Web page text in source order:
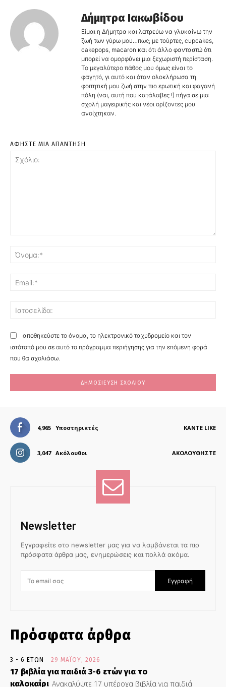
Δήμητρα Ιακωβίδου
Είμαι η Δήμητρα και λατρεύω να γλυκαίνω την
ζωή των γύρω μου…πως; με τούρτες, cupcakes,
cakepops, macaron και ότι άλλο φανταστώ ότι
μπορεί να ομορφύνει μια ξεχωριστή περίσταση.
Το μεγαλύτερο πάθος μου όμως είναι το
φαγητό, γι αυτό και όταν ολοκλήρωσα τη
φοιτητική μου ζωή στην πιο ερωτική και φαγανή
πόλη (ναι, αυτή που κατάλαβες !) πήγα σε μια
σχολή μαγειρικής και νέοι ορίζοντες μου
ανοίχτηκαν.
ΑΦΗΣΤΕ ΜΙΑ ΑΠΑΝΤΗΣΗ
αποθηκεύστε το όνομα, το ηλεκτρονικό ταχυδρομείο και τον
ιστότοπό μου σε αυτό το πρόγραμμα περιήγησης για την επόμενη φορά
που θα σχολιάσω.
4,965 Υποστηρικτές ΚΆΝΤΕ LIKE
3,047 Ακόλουθοι ΑΚΟΛΟΥΘΉΣΤΕ
Newsletter
Εγγραφείτε στο newsletter μας για να λαμβάνεται τα πιο
πρόσφατα άρθρα μας, ενημερώσεις και πολλά ακόμα.
Εγγραφή
Πρόσφατα άρθρα
3 - 6 ΕΤΏΝ 29 ΜΑΪ́ΟΥ, 2026
17 βιβλία για παιδιά 3-6 ετών για το
καλοκαίρι Ανακαλύψτε 17 υπέροχα βιβλία για παιδιά